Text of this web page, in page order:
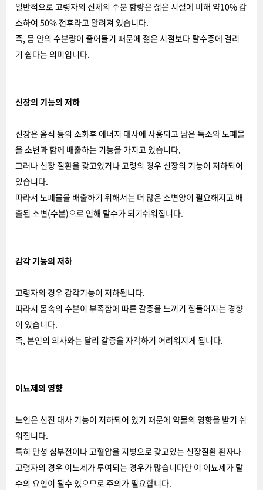
일반적으로 고령자의 신체의 수분 함량은 젊은 시절에 비해 약10% 감
소하여 50% 전후라고 알려져 있습니다.
즉, 몸 안의 수분량이 줄어들기 때문에 젊은 시절보다 탈수증에 걸리
기 쉽다는 의미입니다.
신장의 기능의 저하
신장은 음식 등의 소화후 에너지 대사에 사용되고 남은 독소와 노폐물
을 소변과 함께 배출하는 기능을 가지고 있습니다.
그러나 신장 질환을 갖고있거나 고령의 경우 신장의 기능이 저하되어
있습니다.
따라서 노폐물을 배출하기 위해서는 더 많은 소변양이 필요해지고 배
출된 소변(수분)으로 인해 탈수가 되기쉬워집니다.
감각 기능의 저하
고령자의 경우 감각기능이 저하됩니다.
따라서 몸속의 수분이 부족함에 따른 갈증을 느끼기 힘들어지는 경향
이 있습니다.
즉, 본인의 의사와는 달리 갈증을 자각하기 어려워지게 됩니다.
이뇨제의 영향
노인은 신진 대사 기능이 저하되어 있기 때문에 약물의 영향을 받기 쉬
워집니다.
특히 만성 심부전이나 고혈압을 지병으로 갖고있는 신장질환 환자나
고령자의 경우 이뇨제가 투여되는 경우가 많습니다만 이 이뇨제가 탈
수의 요인이 될수 있으므로 주의가 필요합니다.